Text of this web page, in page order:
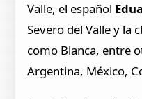
Valle, el español
Severo del Valle y la
como Blanca, entre
Argentina, México,